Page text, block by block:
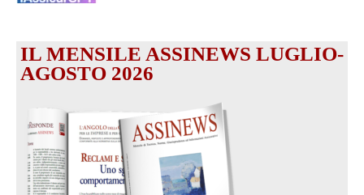
IL MENSILE ASSINEWS LUGLIO-
AGOSTO 2026